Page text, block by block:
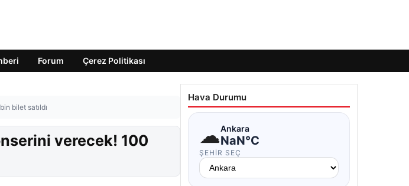
Forum Çerez Politikası
bilet satıldı
verecek! 100
Hava Durumu
☁Ankara
NaN°C
ŞEHIR SEÇ